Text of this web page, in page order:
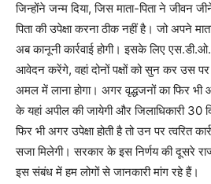
जिन्होंने जन्म दिया, जिस माता-पिता ने जीवन
पिता की उपेक्षा करना ठीक नहीं है। जो अपने
अब कानूनी कार्रवाई होगी। इसके लिए एस.डी.ओ.
आवेदन करेंगे, वहां दोनों पक्षों को सुन कर उस
अमल में लाना होगा। अगर वृद्धजनों का फिर भी
के यहां अपील की जायेगी और जिलाधिकारी
फिर भी अगर उपेक्षा होती है तो उन पर त्वरित
सजा मिलेगी। सरकार के इस निर्णय की दूसरे
इस संबंध में हम लोगों से जानकारी मांग रहे हैं।